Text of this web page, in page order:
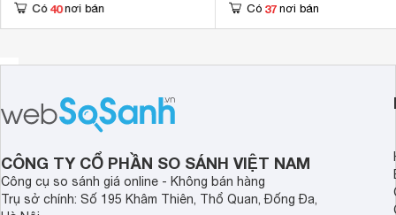
Có 40 nơi bán Có 37 nơi bán
CÔNG TY CỔ PHẦN SO SÁNH VIỆT NAM
Công cụ so sánh giá online - Không bán hàng
Trụ sở chính: Số 195 Khâm Thiên, Thổ Quan, Đống Đa,